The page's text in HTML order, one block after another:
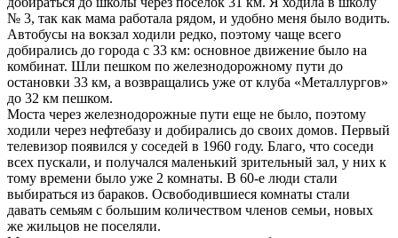
№ 3, так как мама работала рядом, и удобно меня было водить.
Автобусы на вокзал ходили редко, поэтому чаще всего
добирались до города с 33 км: основное движение было на
комбинат. Шли пешком по железнодорожному пути до
остановки 33 км, а возвращались уже от клуба «Металлургов»
до 32 км пешком.
Моста через железнодорожные пути еще не было, поэтому
ходили через нефтебазу и добирались до своих домов. Первый
телевизор появился у соседей в 1960 году. Благо, что соседи
всех пускали, и получался маленький зрительный зал, у них к
тому времени было уже 2 комнаты. В 60-е люди стали
выбираться из бараков. Освободившиеся комнаты стали
давать семьям с большим количеством членов семьи, новых
же жильцов не поселяли.